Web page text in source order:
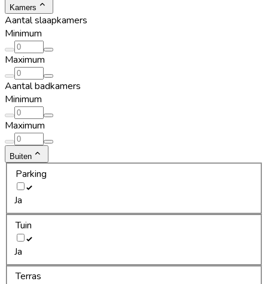
Kamers
Aantal slaapkamers
Minimum
Maximum
Aantal badkamers
Minimum
Maximum
Buiten
Parking
Ja
Tuin
Ja
Terras